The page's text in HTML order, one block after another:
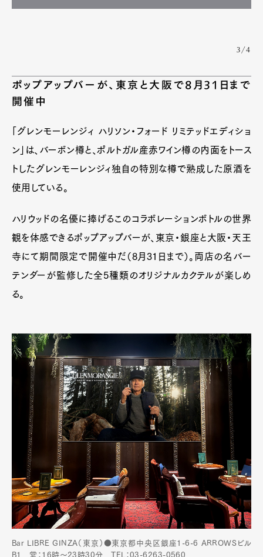
3/4
ポップアップバーが、東京と大阪で8月31日まで
開催中
「グレンモーレンジィ ハリソン・フォード リミテッドエディショ
ン」は、バーボン樽と、ポルトガル産赤ワイン樽の内面をトース
トしたグレンモーレンジィ独自の特別な樽で熟成した原酒を
使用している。
ハリウッドの名優に捧げるこのコラボレーションボトルの世界
観を体感できるポップアップバーが、東京・銀座と大阪・天王
寺にて期間限定で開催中だ（8月31日まで）。両店の名バー
テンダーが監修した全5種類のオリジナルカクテルが楽しめ
る。
Bar LIBRE GINZA（東京）●東京都中央区銀座1-6-6 ARROWSビル
B1 営：16時～23時30分 TEL：03-6263-0560